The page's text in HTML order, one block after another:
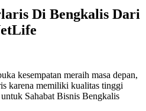
Di Bengkalis Dari
kesempatan meraih masa depan,
karena memiliki kualitas tinggi
Sahabat Bisnis Bengkalis